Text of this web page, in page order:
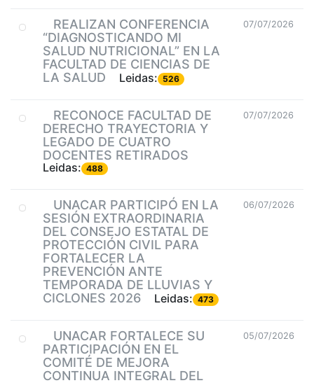
REALIZAN CONFERENCIA
“DIAGNOSTICANDO MI
SALUD NUTRICIONAL” EN LA
FACULTAD DE CIENCIAS DE
LA SALUD
Leidas: 526
07/07/2026
RECONOCE FACULTAD DE
DERECHO TRAYECTORIA Y
LEGADO DE CUATRO
DOCENTES RETIRADOS
Leidas: 488
07/07/2026
UNACAR PARTICIPÓ EN LA
SESIÓN EXTRAORDINARIA
DEL CONSEJO ESTATAL DE
PROTECCIÓN CIVIL PARA
FORTALECER LA
PREVENCIÓN ANTE
TEMPORADA DE LLUVIAS Y
CICLONES 2026
Leidas: 473
06/07/2026
UNACAR FORTALECE SU
PARTICIPACIÓN EN EL
COMITÉ DE MEJORA
CONTINUA INTEGRAL DEL
05/07/2026